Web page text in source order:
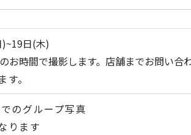
日(木)
お時間で撮影します。店舗までお問い合
。
のグループ写真
ります